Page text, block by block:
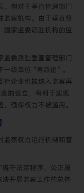
。但对于垂直管理部门
监察机构。由于垂直管
国家监委派驻机构的监
监委派驻垂直管理部门
一级单位“再派出”。
管企业也被纳入监察再
的设立，有利于实现
确保权力不被滥用。
监察权力运行机制和管
守法定程序，公正履
开展监察工作的总体